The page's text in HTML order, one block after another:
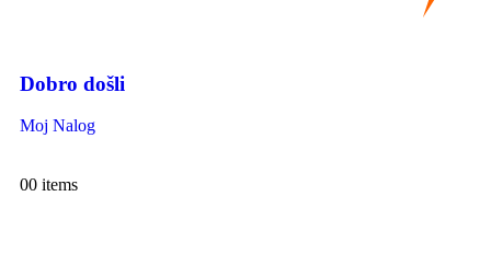
Dobro došli
Moj Nalog
00 items